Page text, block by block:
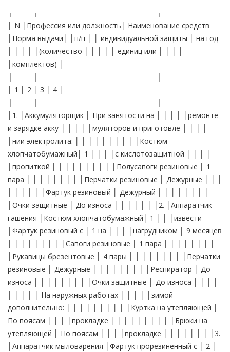
┌────┬───────────────────────┬───────────────────────┬────────────┐ │ N │Профессия или должность│ Наименование средств │Норма выдачи│ │п/п │ │ индивидуальной защиты │ на год │ │ │ │ │(количество │ │ │ │ │ единиц или │ │ │ │ │комплектов) │ ├────┼───────────────────────┼───────────────────────┼────────────┤ │ 1 │ 2 │ 3 │ 4 │ ├────┼───────────────────────┼───────────────────────┼────────────┤ │1. │Аккумуляторщик │ При занятости на │ │ │ │ │ремонте и зарядке акку-│ │ │ │ │муляторов и приготовле-│ │ │ │ │нии электролита: │ │ │ │ │ │ │ │ │ │Костюм хлопчатобумажный│ 1 │ │ │ │с кислотозащитной │ │ │ │ │пропиткой │ │ │ │ │ │ │ │ │ │Полусапоги резиновые │ 1 пара │ │ │ │ │ │ │ │ │Перчатки резиновые │ Дежурные │ │ │ │ │ │ │ │ │Фартук резиновый │ Дежурный │ │ │ │ │ │ │ │ │Очки защитные │ До износа │ │ │ │ │ │ │2. │Аппаратчик гашения │Костюм хлопчатобумажный│ 1 │ │ │извести │Фартук резиновый с │ 1 на │ │ │ │нагрудником │ 9 месяцев │ │ │ │ │ │ │ │ │Сапоги резиновые │ 1 пара │ │ │ │ │ │ │ │ │Рукавицы брезентовые │ 4 пары │ │ │ │ │ │ │ │ │Перчатки резиновые │ Дежурные │ │ │ │ │ │ │ │ │Респиратор │ До износа │ │ │ │ │ │ │ │ │Очки защитные │ До износа │ │ │ │ │ │ │ │ │ На наружных работах │ │ │ │ │зимой дополнительно: │ │ │ │ │ │ │ │ │ │Куртка на утепляющей │ По поясам │ │ │ │прокладке │ │ │ │ │ │ │ │ │ │Брюки на утепляющей │ По поясам │ │ │ │прокладке │ │ │ │ │ │ │ │3. │Аппаратчик мыловарения │Фартук прорезиненный с │ 2 │ │ │ │нагрудником │ │ │ │ │ │ │ │ │ │Сапоги резиновые │ 1 пара на │ │ │ │ │ 9 месяцев │ │ │ │ │ │ │ │ │Перчатки резиновые │ 4 пары │ │ │ │ │ │ │4. │Аппаратчик очистки │Комбинезон хлопчатобу- │ 1 │ │ │сточных вод; │мажный │ │ │ │аппаратчик │ │ │ │ │химводоочистки │Фартук прорезиненный │ Дежурный │ │ │ │ │ │ │ │ │Сапоги резиновые │ 1 пара │ │ │ │ │ │ │ │ │Перчатки резиновые │ 4 пары │ │ │ │ │ │ │ │ │Рукавицы комбинирован- │ 12 пар │ │ │ │ные │ │ │ │ │ │ │ │ │ │Колпак хлопчатобумажный│ 2 │ │ │ │ │ │ │ │ │ На наружных работах │ │ │ │ │зимой дополнительно: │ │ │ │ │ │ │ │ │ │Куртка на утепляющей │ По поясам │ │ │ │прокладке │ │ │ │ │ │ │ │5. │Архивариус │Халат хлопчатобумажный │ 1 │ │ │ │ │ │ │6. │Бакелитчик (пропитчик) │Костюм хлопчатобумажный│ 1 │ │ │ │ │ │ │ │ │Фартук брезентовый │ 2 │ │ │ │ │ │ │ │ │Перчатки резиновые │ 4 пары │ │ │ │ │ │ │ │ │Очки защитные │ До износа │ │ │ │ │ │